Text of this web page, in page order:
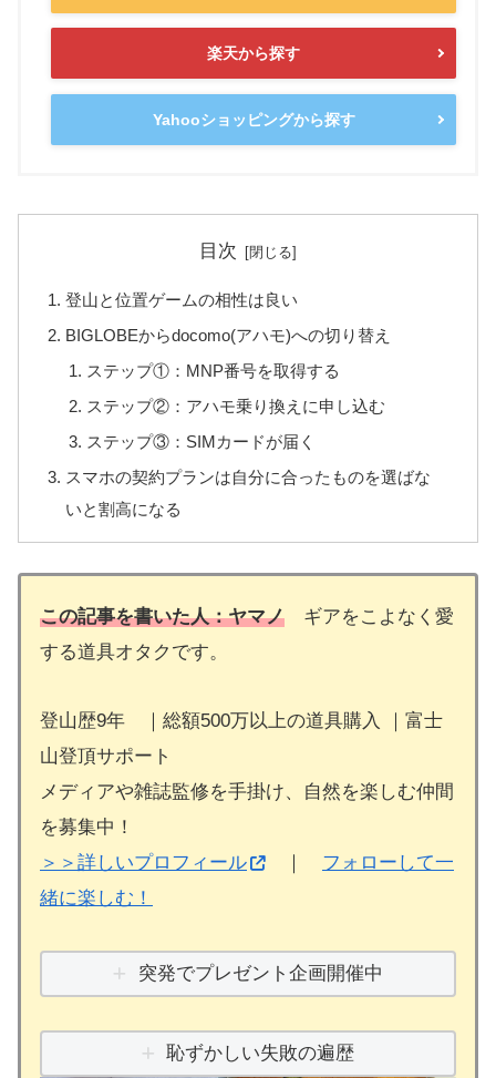
楽天から探す
Yahooショッピングから探す
目次
登山と位置ゲームの相性は良い
BIGLOBEからdocomo(アハモ)への切り替え
ステップ①：MNP番号を取得する
ステップ②：アハモ乗り換えに申し込む
ステップ③：SIMカードが届く
スマホの契約プランは自分に合ったものを選ばな
いと割高になる
この記事を書いた人：ヤマノ ギアをこよなく愛
する道具オタクです。
登山歴9年 ｜総額500万以上の道具購入 ｜富士
山登頂サポート
メディアや雑誌監修を手掛け、自然を楽しむ仲間
を募集中！
＞＞詳しいプロフィール
｜ フォローして一
緒に楽しむ！
突発でプレゼント企画開催中
恥ずかしい失敗の遍歴